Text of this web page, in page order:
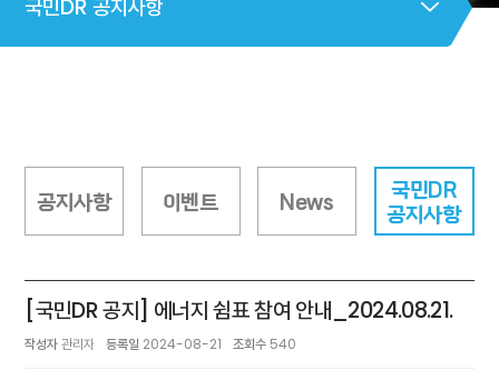
국민DR 공지사항
공지사항 이벤트 News
국민DR
공지사항
[국민DR 공지] 에너지 쉼표 참여 안내_2024.08.21.
작성자관리자 등록일 2024-08-21 조회수 540